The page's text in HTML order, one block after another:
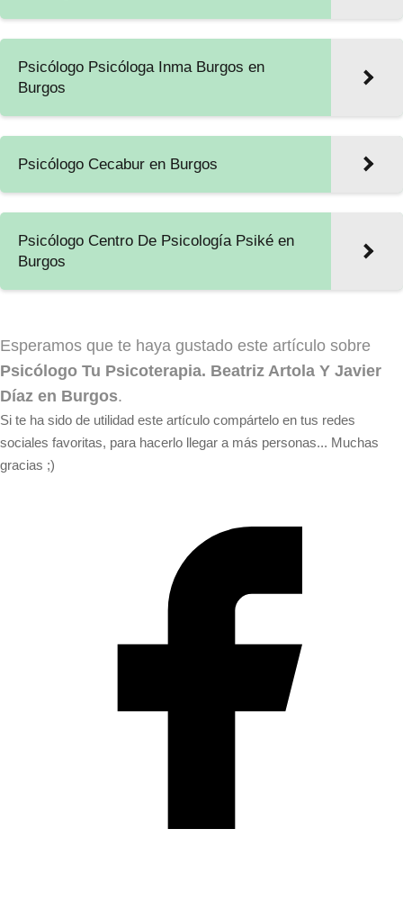
Psicólogo Psicóloga Inma Burgos en
Burgos
Psicólogo Cecabur en Burgos
Psicólogo Centro De Psicología Psiké en
Burgos
Esperamos que te haya gustado este artículo sobre
Psicólogo Tu Psicoterapia. Beatriz Artola Y Javier
Díaz en Burgos.
Si te ha sido de utilidad este artículo compártelo en tus redes
sociales favoritas, para hacerlo llegar a más personas... Muchas
gracias ;)